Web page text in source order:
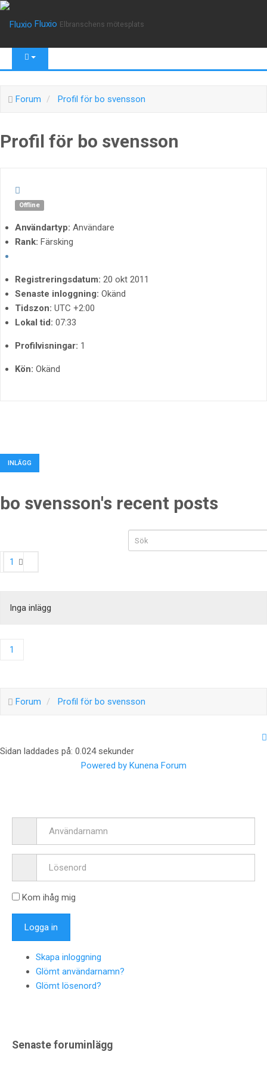
Fluxio Elbranschens mötesplats
Forum Profil för bo svensson
Profil för bo svensson
Offline
Användartyp: Användare
Rank: Färsking
Registreringsdatum: 20 okt 2011
Senaste inloggning: Okänd
Tidszon: UTC +2:00
Lokal tid: 07:33
Profilvisningar: 1
Kön: Okänd
INLÄGG
bo svensson's recent posts
1
Inga inlägg
1
Forum Profil för bo svensson
Sidan laddades på: 0.024 sekunder
Powered by Kunena Forum
Kom ihåg mig
Skapa inloggning
Glömt användarnamn?
Glömt lösenord?
Senaste foruminlägg